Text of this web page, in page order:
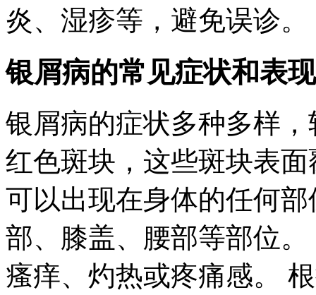
炎、湿疹等，避免误诊。
银屑病的常见症状和表现
银屑病的症状多种多样
红色斑块，这些斑块表
可以出现在身体的任何
部、膝盖、腰部等部位
瘙痒、灼热或疼痛感。